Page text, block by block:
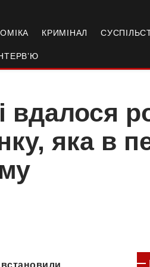
КРИМІНАЛ
вдалося
яка в
встановили